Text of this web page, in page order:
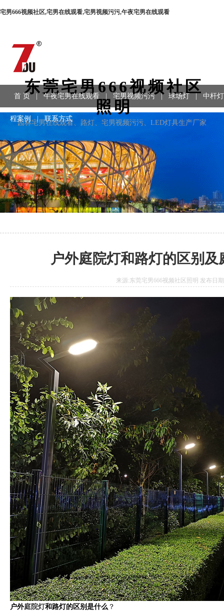
宅男666视频社区,宅男在线观看,宅男视频污污,午夜宅男在线观看
东莞宅男666视频社区
照明
园林宅男在线观看、路灯、宅男视频污污、LED灯具生产厂家
首 页 午夜宅男在线观看 宅男视频污污 | 球场灯 中杆灯
程案例 | 联系方式
户外庭院灯和路灯的区别
来源:东莞宅男666视频社区照明 发布日期
户外庭院灯和路灯的区别是什么 ？